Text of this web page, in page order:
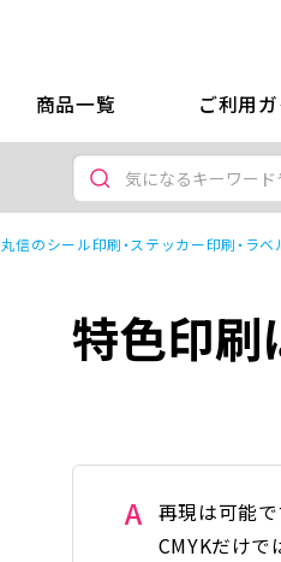
商品一覧 ご利用
丸信のシール印刷・ステッカー印刷・ラベ
特色印刷
A 再現は可能で
CMYKだけ